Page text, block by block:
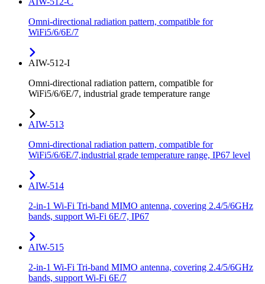
Omni-directional radiation pattern, compatible for
WiFi5/6/6E/7
AIW-512-I
Omni-directional radiation pattern, compatible for
WiFi5/6/6E/7, industrial grade temperature range
AIW-513
Omni-directional radiation pattern, compatible for
WiFi5/6/6E/7,industrial grade temperature range, IP67 level
AIW-514
2-in-1 Wi-Fi Tri-band MIMO antenna, covering 2.4/5/6GHz
bands, support Wi-Fi 6E/7, IP67
AIW-515
2-in-1 Wi-Fi Tri-band MIMO antenna, covering 2.4/5/6GHz
bands, support Wi-Fi 6E/7